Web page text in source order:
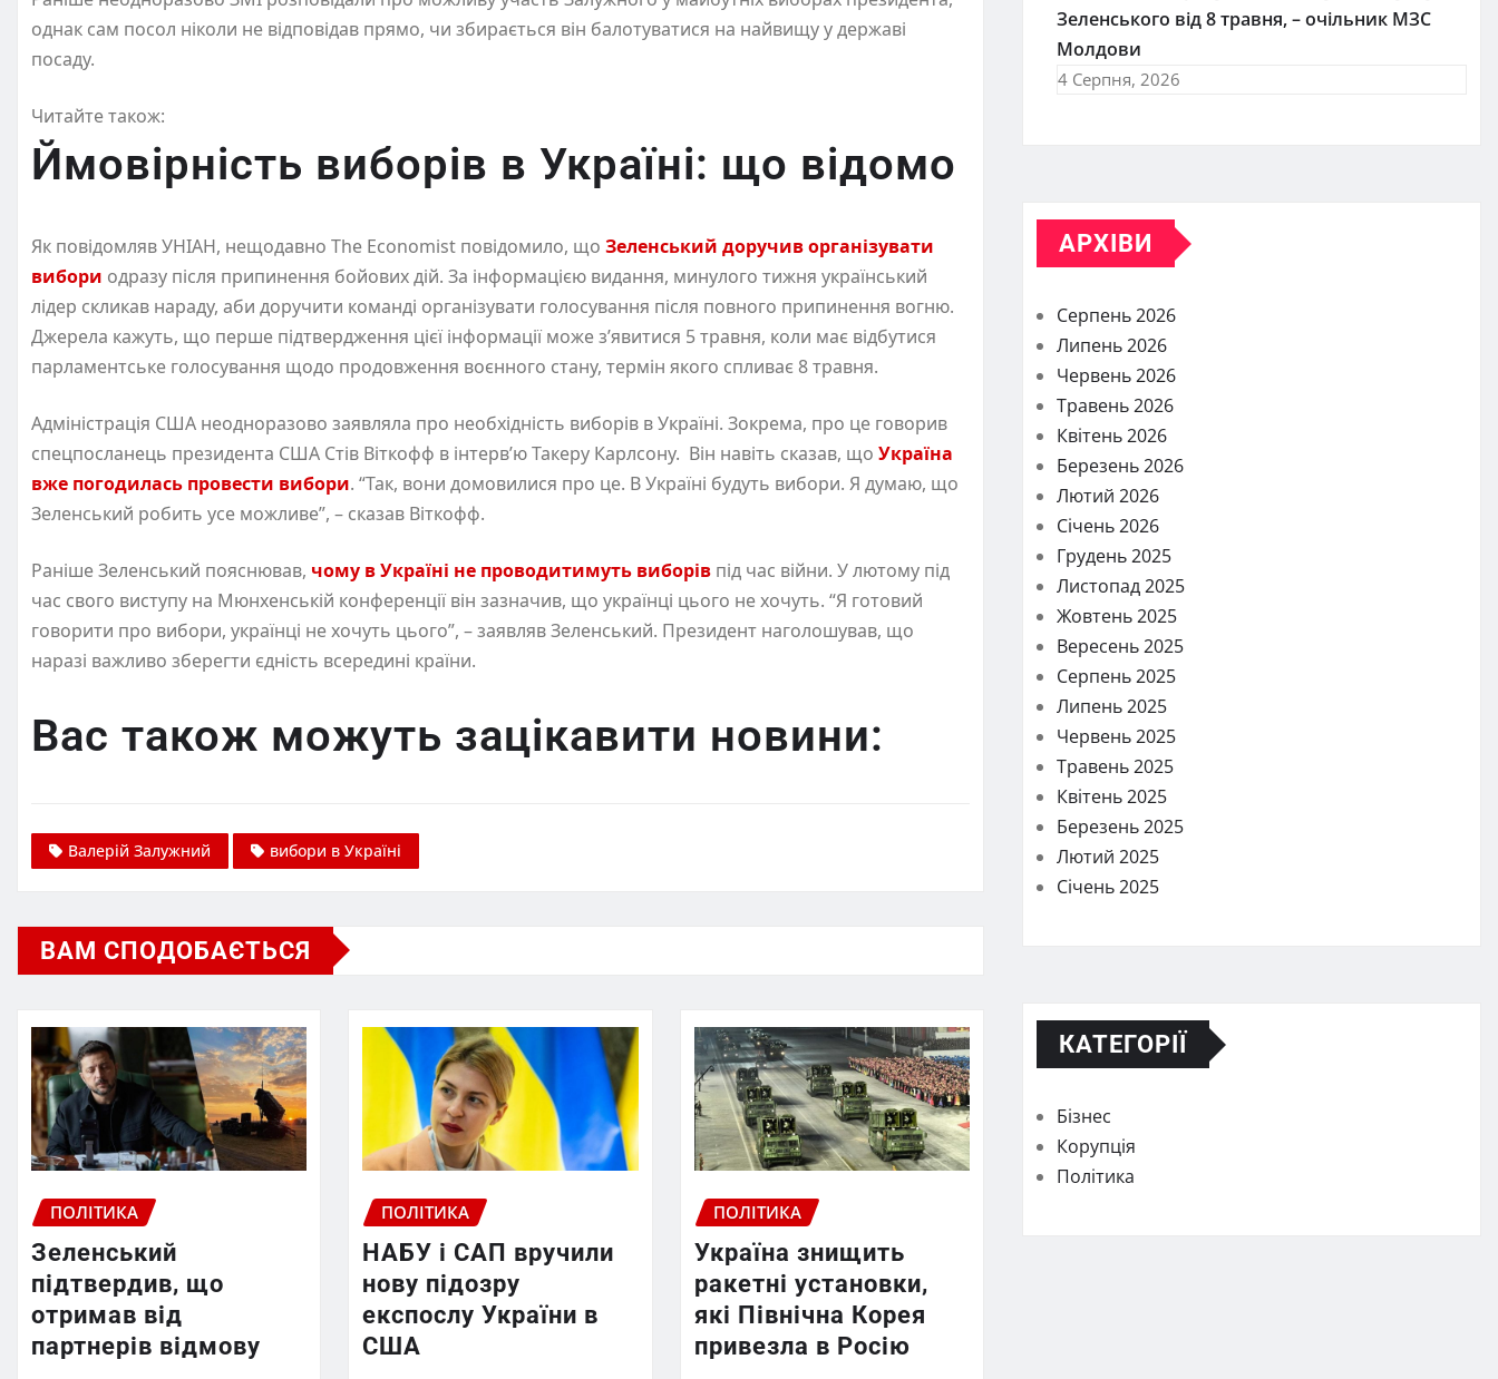
однак сам посол ніколи не відповідав прямо, чи збирається він балотуватися на найвищу у державі
посаду.
Читайте також:
Ймовірність виборів в Україні: що відомо
Як повідомляв УНІАН, нещодавно The Economist повідомило, що Зеленський доручив організувати
вибори одразу після припинення бойових дій. За інформацією видання, минулого тижня український
лідер скликав нараду, аби доручити команді організувати голосування після повного припинення вогню.
Джерела кажуть, що перше підтвердження цієї інформації може з’явитися 5 травня, коли має відбутися
парламентське голосування щодо продовження воєнного стану, термін якого спливає 8 травня.
Адміністрація США неодноразово заявляла про необхідність виборів в Україні. Зокрема, про це говорив
спецпосланець президента США Стів Віткофф в інтерв’ю Такеру Карлсону. Він навіть сказав, що Україна
вже погодилась провести вибори. “Так, вони домовилися про це. В Україні будуть вибори. Я думаю, що
Зеленський робить усе можливе”, – сказав Віткофф.
Раніше Зеленський пояснював, чому в Україні не проводитимуть виборів під час війни. У лютому під
час свого виступу на Мюнхенській конференції він зазначив, що українці цього не хочуть. “Я готовий
говорити про вибори, українці не хочуть цього”, – заявляв Зеленський. Президент наголошував, що
наразі важливо зберегти єдність всередині країни.
Вас також можуть зацікавити новини:
Валерій Залужний вибори в Україні
ВАМ СПОДОБАЄТЬСЯ
ПОЛІТИКА
Зеленський
підтвердив, що
отримав від
партнерів відмову
ПОЛІТИКА
НАБУ і САП вручили
нову підозру
експослу України в
США
ПОЛІТИКА
Україна знищить
ракетні установки,
які Північна Корея
привезла в Росію
Зеленського від 8 травня, – очільник МЗС
Молдови
4 Серпня, 2026
АРХІВИ
Серпень 2026
Липень 2026
Червень 2026
Травень 2026
Квітень 2026
Березень 2026
Лютий 2026
Січень 2026
Грудень 2025
Листопад 2025
Жовтень 2025
Вересень 2025
Серпень 2025
Липень 2025
Червень 2025
Травень 2025
Квітень 2025
Березень 2025
Лютий 2025
Січень 2025
КАТЕГОРІЇ
Бізнес
Корупція
Політика